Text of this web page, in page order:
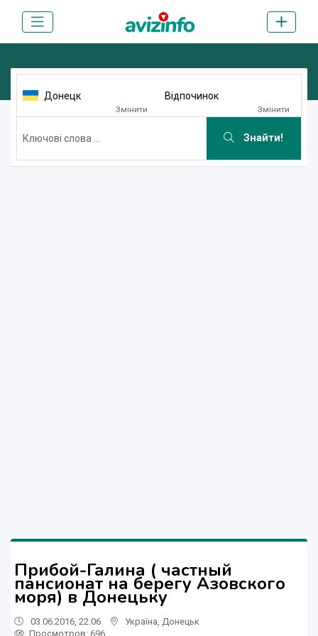
Донецк
Змінити
Відпочинок
Змінити
Знайти!
Прибой-Галина ( частный
пансионат на берегу Азовского
моря) в Донецьку
03.06.2016, 22:06 Україна Донецьк
Просмотров: 696